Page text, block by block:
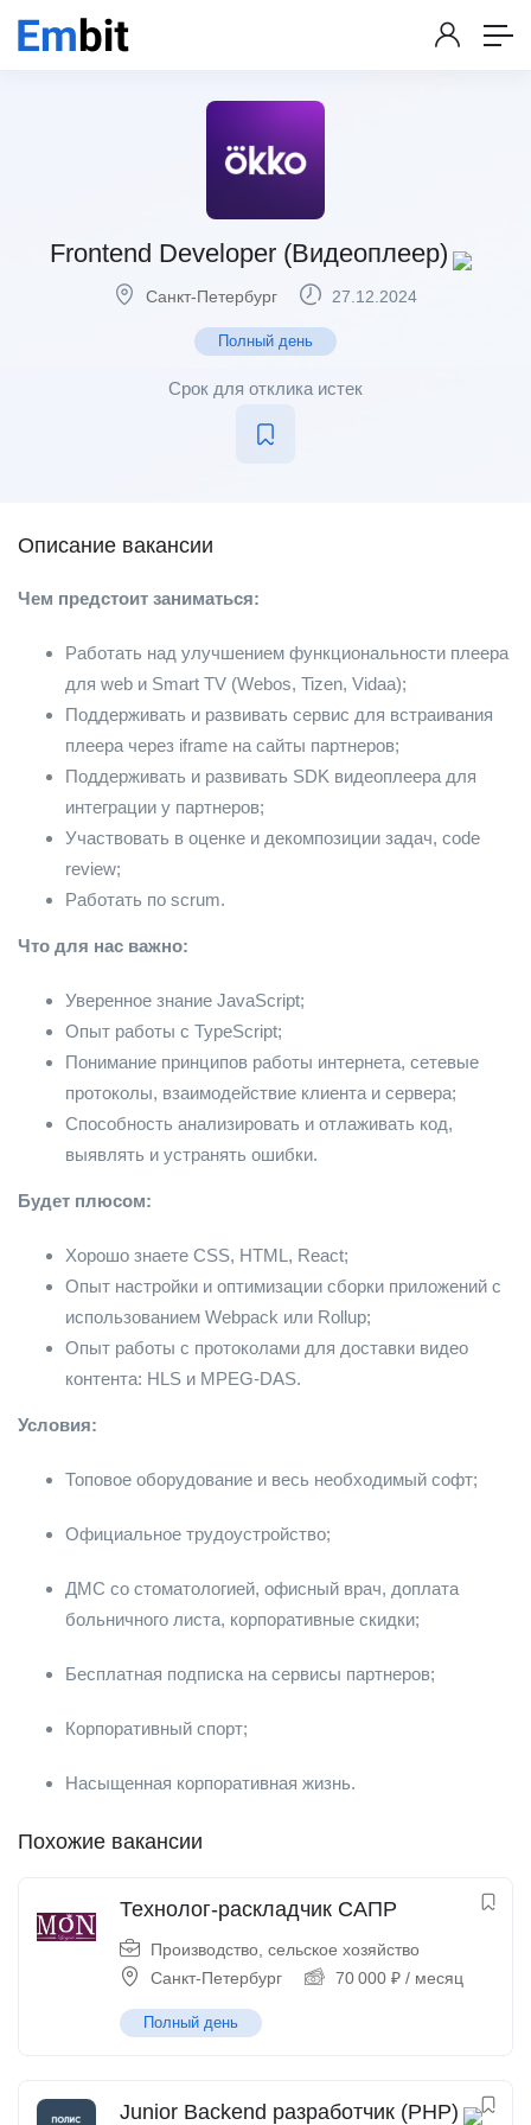
Frontend Developer (Видеоплеер)
Санкт-Петербург 27.12.2024
Полный день
Срок для отклика истек
Описание вакансии
Чем предстоит заниматься:
Работать над улучшением функциональности плеера
для web и Smart TV (Webos, Tizen, Vidaa);
Поддерживать и развивать сервис для встраивания
плеера через iframe на сайты партнеров;
Поддерживать и развивать SDK видеоплеера для
интеграции у партнеров;
Участвовать в оценке и декомпозиции задач, code
review;
Работать по scrum.
Что для нас важно:
Уверенное знание JavaScript;
Опыт работы с TypeScript;
Понимание принципов работы интернета, сетевые
протоколы, взаимодействие клиента и сервера;
Способность анализировать и отлаживать код,
выявлять и устранять ошибки.
Будет плюсом:
Хорошо знаете CSS, HTML, React;
Опыт настройки и оптимизации сборки приложений с
использованием Webpack или Rollup;
Опыт работы с протоколами для доставки видео
контента: HLS и MPEG-DAS.
Условия:
Топовое оборудование и весь необходимый софт;
Официальное трудоустройство;
ДМС со стоматологией, офисный врач, доплата
больничного листа, корпоративные скидки;
Бесплатная подписка на сервисы партнеров;
Корпоративный спорт;
Насыщенная корпоративная жизнь.
Похожие вакансии
Технолог-раскладчик САПР
Производство, сельское хозяйство
Санкт-Петербург
70 000 ₽ / месяц
Полный день
Junior Backend разработчик (PHP)